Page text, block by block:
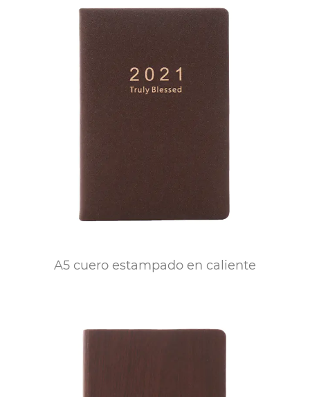
A5 cuero estampado en caliente